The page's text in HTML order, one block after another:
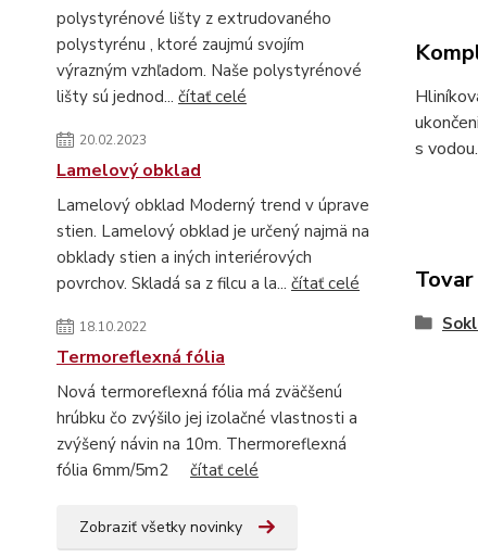
polystyrénové lišty z extrudovaného
polystyrénu , ktoré zaujmú svojím
výrazným vzhľadom. Naše polystyrénové
lišty sú jednod... čítať celé
20.02.2023
Lamelový obklad
Lamelový obklad Moderný trend v úprave
stien. Lamelový obklad je určený najmä na
obklady stien a iných interiérových
povrchov. Skladá sa z filcu a la... čítať celé
18.10.2022
Termoreflexná fólia
Nová termoreflexná fólia má zväčšenú
hrúbku čo zvýšilo jej izolačné vlastnosti a
zvýšený návin na 10m. Thermoreflexná
fólia 6mm/5m2 čítať celé
Zobraziť všetky novinky
s